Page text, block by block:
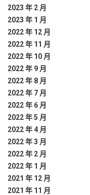
2023 年 2 月
2023 年 1 月
2022 年 12 月
2022 年 11 月
2022 年 10 月
2022 年 9 月
2022 年 8 月
2022 年 7 月
2022 年 6 月
2022 年 5 月
2022 年 4 月
2022 年 3 月
2022 年 2 月
2022 年 1 月
2021 年 12 月
2021 年 11 月